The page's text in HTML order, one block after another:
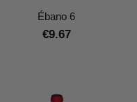
Ébano 6
€9.67